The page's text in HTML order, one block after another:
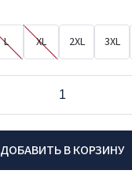
L XL 2XL 3XL
ДОБАВИТЬ В КОРЗИНУ